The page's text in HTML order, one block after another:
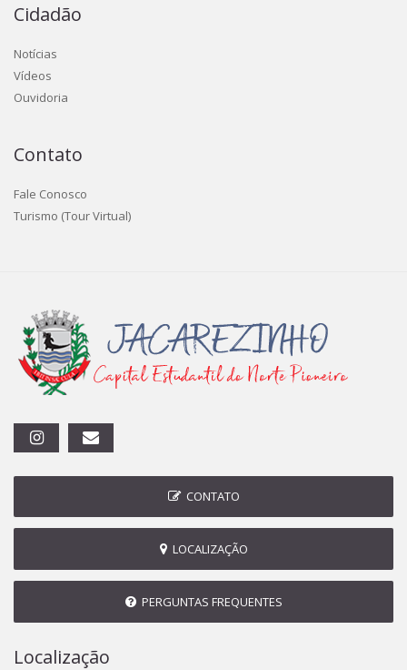
Cidadão
Notícias
Vídeos
Ouvidoria
Contato
Fale Conosco
Turismo (Tour Virtual)
CONTATO
LOCALIZAÇÃO
PERGUNTAS FREQUENTES
Localização